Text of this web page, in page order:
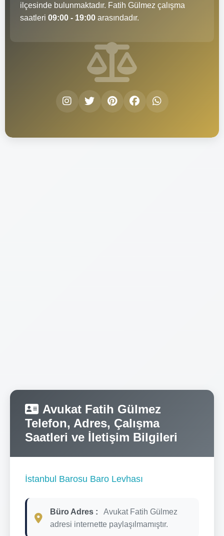
ilçesinde bulunmaktadır. Fatih Gülmez çalışma
saatleri 09:00 - 19:00 arasındadır.
Avukat Fatih Gülmez
Telefon, Adres, Çalışma
Saatleri ve İletişim Bilgileri
İstanbul Barosu Baro Levhası
Büro Adres :
Avukat Fatih Gülmez
adresi internette paylaşılmamıştır.